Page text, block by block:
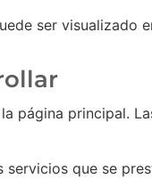
ser visualizado
página principal.
que se